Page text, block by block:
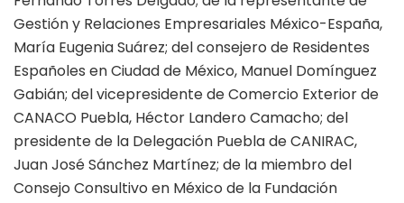
Gestión y Relaciones Empresariales México-España,
María Eugenia Suárez; del consejero de Residentes
Españoles en Ciudad de México, Manuel Domínguez
Gabián; del vicepresidente de Comercio Exterior de
CANACO Puebla, Héctor Landero Camacho; del
presidente de la Delegación Puebla de CANIRAC,
Juan José Sánchez Martínez; de la miembro del
Consejo Consultivo en México de la Fundación